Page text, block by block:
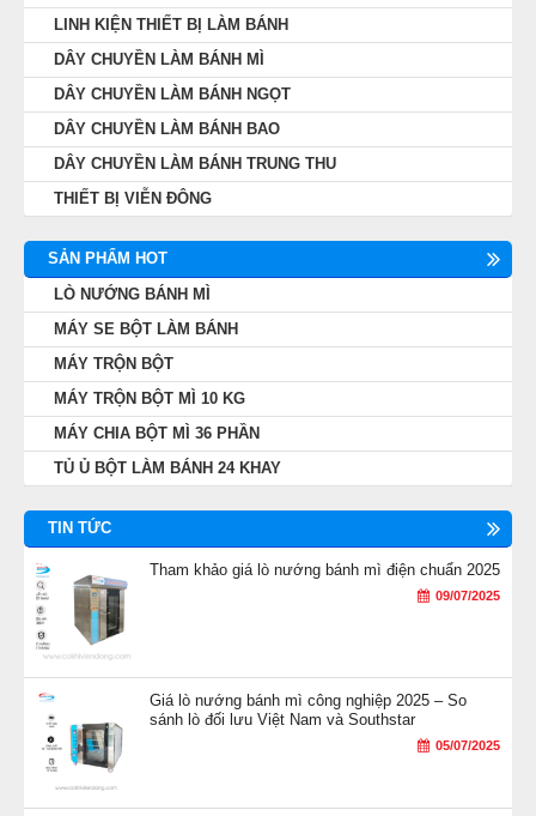
LINH KIỆN THIẾT BỊ LÀM BÁNH
DÂY CHUYỀN LÀM BÁNH MÌ
DÂY CHUYỀN LÀM BÁNH NGỌT
DÂY CHUYỀN LÀM BÁNH BAO
DÂY CHUYỀN LÀM BÁNH TRUNG THU
THIẾT BỊ VIỄN ĐÔNG
SẢN PHẨM HOT
LÒ NƯỚNG BÁNH MÌ
MÁY SE BỘT LÀM BÁNH
MÁY TRỘN BỘT
MÁY TRỘN BỘT MÌ 10 KG
MÁY CHIA BỘT MÌ 36 PHẦN
TỦ Ủ BỘT LÀM BÁNH 24 KHAY
TIN TỨC
Tham khảo giá lò nướng bánh mì điện chuẩn 2025
09/07/2025
Giá lò nướng bánh mì công nghiệp 2025 – So
sánh lò đối lưu Việt Nam và Southstar
05/07/2025